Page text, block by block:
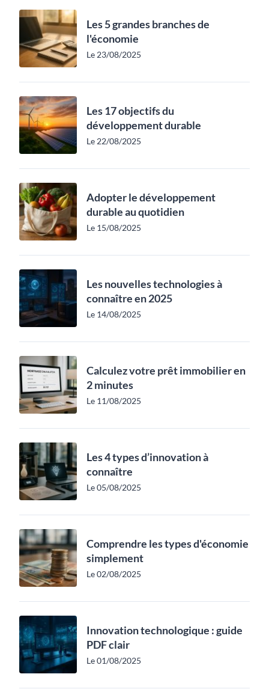
Les 5 grandes branches de
l'économie
Le 23/08/2025
Les 17 objectifs du
développement durable
Le 22/08/2025
Adopter le développement
durable au quotidien
Le 15/08/2025
Les nouvelles technologies à
connaître en 2025
Le 14/08/2025
Calculez votre prêt immobilier en
2 minutes
Le 11/08/2025
Les 4 types d’innovation à
connaître
Le 05/08/2025
Comprendre les types d'économie
simplement
Le 02/08/2025
Innovation technologique : guide
PDF clair
Le 01/08/2025